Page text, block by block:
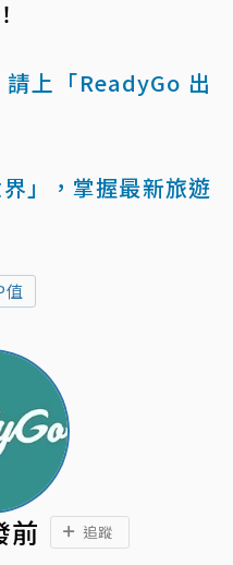
上「ReadyGo 出
」，掌握最新旅遊
值
前 追蹤